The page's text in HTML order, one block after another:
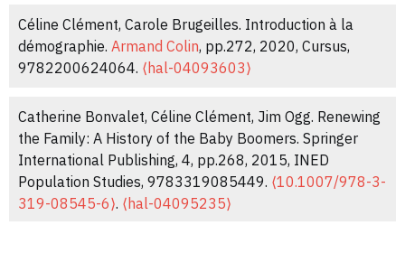
Céline Clément. Qu'est-ce qu'un parent ? Qu’est-ce
qu’être parent? Un bilan des recherches en sociologie
Céline Clément, Christine Hamelin, Agnès Pelage, Anne
Paillet, Olivia Samuel, et al.. "En rabattre" à l’arrivée du
deuxième enfant : enquête sur les normes et les
pratiques éducatives de parents diplômés.
Céline Clément, Carole Brugeilles. Introduction à la
démographie. Armand Colin, pp.272, 2020, Cursus,
9782200624064. ⟨hal-04093603⟩
Catherine Bonvalet, Céline Clément, Jim Ogg. Renewing
the Family: A History of the Baby Boomers. Springer
International Publishing, 4, pp.268, 2015, INED
Population Studies, 9783319085449. ⟨10.1007/978-3-
319-08545-6⟩. ⟨hal-04095235⟩